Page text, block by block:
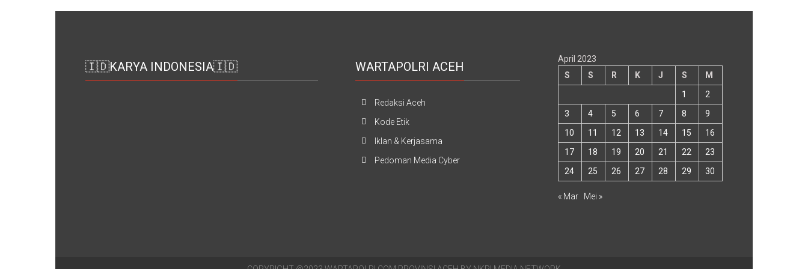
🇮🇩KARYA INDONESIA🇮🇩 WARTAPOLRI ACEH
Redaksi Aceh
Kode Etik
Iklan & Kerjasama
Pedoman Media Cyber
April 2023
S
S R K J S
M
1
2
3
4 5 6 7 8
9
10
11 12 13 14 15
16
17
18 19 20 21 22
23
24
25 26 27 28 29 30
« Mar Mei »